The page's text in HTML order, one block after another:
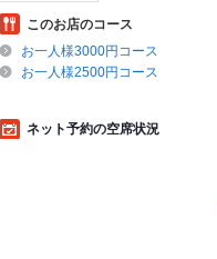
このお店のコース
お一人様3000円コース
お一人様2500円コース
ネット予約の空席状況